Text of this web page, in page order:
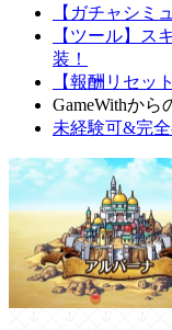
【ガチャシミ
【ツール】ス
装！
【報酬リセッ
GameWithから
未経験可&完